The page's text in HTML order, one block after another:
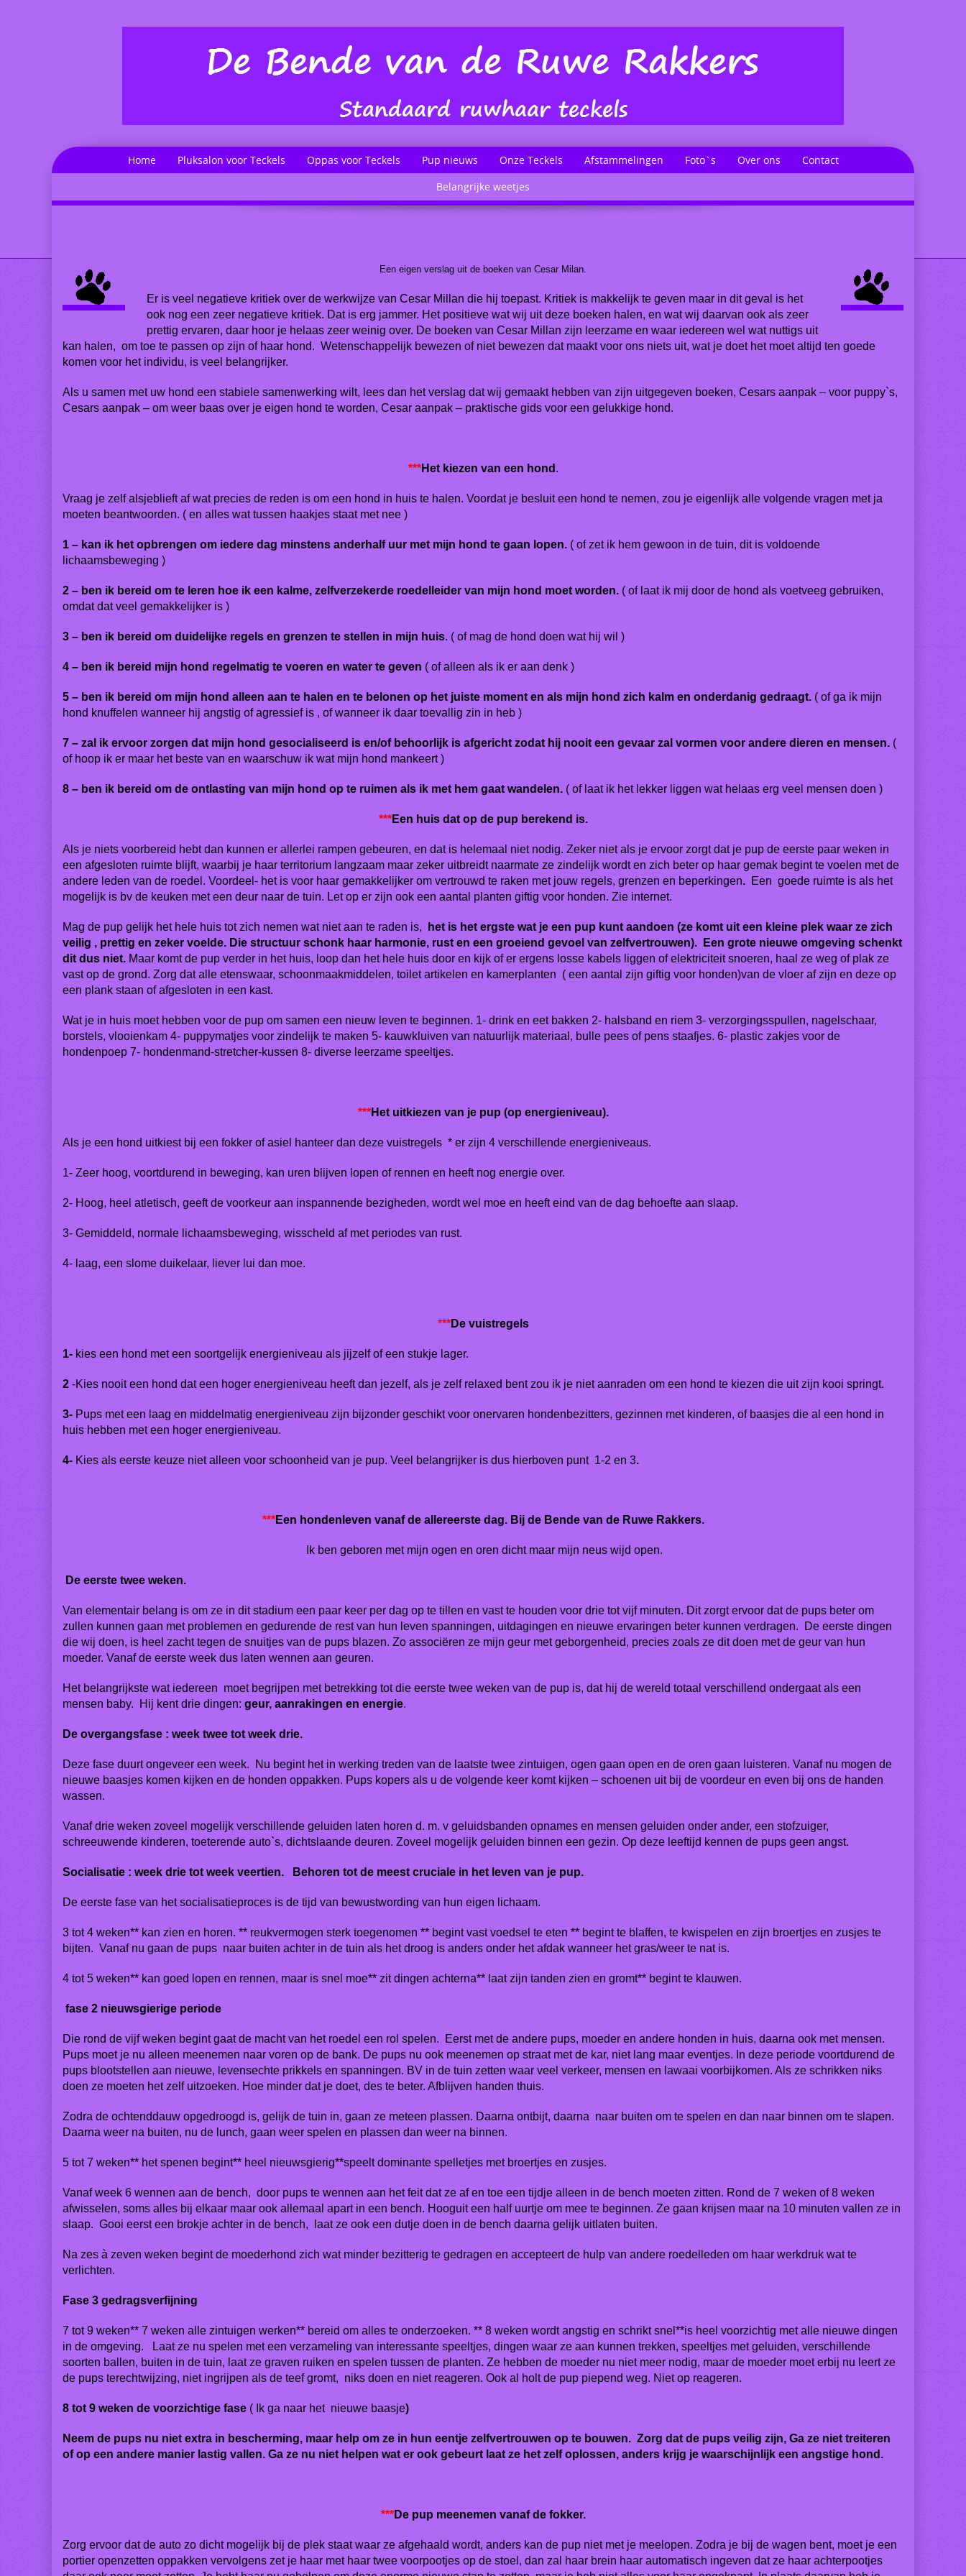
Home Pluksalon voor Teckels Oppas voor Teckels Pup nieuws Onze Teckels Afstammelingen Foto`s Over ons
Contact
Belangrijke weetjes
Een eigen verslag uit de boeken van Cesar Milan.
Er is veel negatieve kritiek over de werkwijze van Cesar Millan die hij toepast. Kritiek is makkelijk te geven maar in dit geval is het
ook nog een zeer negatieve kritiek. Dat is erg jammer. Het positieve wat wij uit deze boeken halen, en wat wij daarvan ook als zeer
prettig ervaren, daar hoor je helaas zeer weinig over. De boeken van Cesar Millan zijn leerzame en waar iedereen wel wat nuttigs uit
kan halen, om toe te passen op zijn of haar hond. Wetenschappelijk bewezen of niet bewezen dat maakt voor ons niets uit, wat je doet het moet altijd ten goede
komen voor het individu, is veel belangrijker.
Als u samen met uw hond een stabiele samenwerking wilt, lees dan het verslag dat wij gemaakt hebben van zijn uitgegeven boeken, Cesars aanpak – voor puppy`s,
Cesars aanpak – om weer baas over je eigen hond te worden, Cesar aanpak – praktische gids voor een gelukkige hond.
***Het kiezen van een hond .
Vraag je zelf alsjeblieft af wat precies de reden is om een hond in huis te halen. Voordat je besluit een hond te nemen, zou je eigenlijk alle volgende vragen met ja
moeten beantwoorden. ( en alles wat tussen haakjes staat met nee )
1 – kan ik het opbrengen om iedere dag minstens anderhalf uur met mijn hond te gaan lopen. ( of zet ik hem gewoon in de tuin, dit is voldoende
lichaamsbeweging )
2 – ben ik bereid om te leren hoe ik een kalme, zelfverzekerde roedelleider van mijn hond moet worden. ( of laat ik mij door de hond als voetveeg gebruiken,
omdat dat veel gemakkelijker is )
3 – ben ik bereid om duidelijke regels en grenzen te stellen in mijn huis. ( of mag de hond doen wat hij wil )
4 – ben ik bereid mijn hond regelmatig te voeren en water te geven ( of alleen als ik er aan denk )
5 – ben ik bereid om mijn hond alleen aan te halen en te belonen op het juiste moment en als mijn hond zich kalm en onderdanig gedraagt. ( of ga ik mijn
hond knuffelen wanneer hij angstig of agressief is , of wanneer ik daar toevallig zin in heb )
7 – zal ik ervoor zorgen dat mijn hond gesocialiseerd is en/of behoorlijk is afgericht zodat hij nooit een gevaar zal vormen voor andere dieren en mensen. (
of hoop ik er maar het beste van en waarschuw ik wat mijn hond mankeert )
8 – ben ik bereid om de ontlasting van mijn hond op te ruimen als ik met hem gaat wandelen. ( of laat ik het lekker liggen wat helaas erg veel mensen doen )
***Een huis dat op de pup berekend is.
Als je niets voorbereid hebt dan kunnen er allerlei rampen gebeuren, en dat is helemaal niet nodig. Zeker niet als je ervoor zorgt dat je pup de eerste paar weken in
een afgesloten ruimte blijft, waarbij je haar territorium langzaam maar zeker uitbreidt naarmate ze zindelijk wordt en zich beter op haar gemak begint te voelen met de
andere leden van de roedel. Voordeel- het is voor haar gemakkelijker om vertrouwd te raken met jouw regels, grenzen en beperkingen. Een goede ruimte is als het
mogelijk is bv de keuken met een deur naar de tuin. Let op er zijn ook een aantal planten giftig voor honden. Zie internet.
Mag de pup gelijk het hele huis tot zich nemen wat niet aan te raden is, het is het ergste wat je een pup kunt aandoen (ze komt uit een kleine plek waar ze zich
veilig , prettig en zeker voelde. Die structuur schonk haar harmonie, rust en een groeiend gevoel van zelfvertrouwen). Een grote nieuwe omgeving schenkt
dit dus niet. Maar komt de pup verder in het huis, loop dan het hele huis door en kijk of er ergens losse kabels liggen of elektriciteit snoeren, haal ze weg of plak ze
vast op de grond. Zorg dat alle etenswaar, schoonmaakmiddelen, toilet artikelen en kamerplanten ( een aantal zijn giftig voor honden)van de vloer af zijn en deze op
een plank staan of afgesloten in een kast.
Wat je in huis moet hebben voor de pup om samen een nieuw leven te beginnen. 1- drink en eet bakken 2- halsband en riem 3- verzorgingsspullen, nagelschaar,
borstels, vlooienkam 4- puppymatjes voor zindelijk te maken 5- kauwkluiven van natuurlijk materiaal, bulle pees of pens staafjes. 6- plastic zakjes voor de
hondenpoep 7- hondenmand-stretcher-kussen 8- diverse leerzame speeltjes.
***Het uitkiezen van je pup (op energieniveau).
Als je een hond uitkiest bij een fokker of asiel hanteer dan deze vuistregels * er zijn 4 verschillende energieniveaus.
1- Zeer hoog, voortdurend in beweging, kan uren blijven lopen of rennen en heeft nog energie over.
2- Hoog, heel atletisch, geeft de voorkeur aan inspannende bezigheden, wordt wel moe en heeft eind van de dag behoefte aan slaap.
3- Gemiddeld, normale lichaamsbeweging, wisscheld af met periodes van rust.
4- laag, een slome duikelaar, liever lui dan moe.
***De vuistregels
1- kies een hond met een soortgelijk energieniveau als jijzelf of een stukje lager.
2 -Kies nooit een hond dat een hoger energieniveau heeft dan jezelf, als je zelf relaxed bent zou ik je niet aanraden om een hond te kiezen die uit zijn kooi springt.
3- Pups met een laag en middelmatig energieniveau zijn bijzonder geschikt voor onervaren hondenbezitters, gezinnen met kinderen, of baasjes die al een hond in
huis hebben met een hoger energieniveau.
4- Kies als eerste keuze niet alleen voor schoonheid van je pup. Veel belangrijker is dus hierboven punt 1-2 en 3.
***Een hondenleven vanaf de allereerste dag. Bij de Bende van de Ruwe Rakkers.
Ik ben geboren met mijn ogen en oren dicht maar mijn neus wijd open.
De eerste twee weken.
Van elementair belang is om ze in dit stadium een paar keer per dag op te tillen en vast te houden voor drie tot vijf minuten. Dit zorgt ervoor dat de pups beter om
zullen kunnen gaan met problemen en gedurende de rest van hun leven spanningen, uitdagingen en nieuwe ervaringen beter kunnen verdragen. De eerste dingen
die wij doen, is heel zacht tegen de snuitjes van de pups blazen. Zo associëren ze mijn geur met geborgenheid, precies zoals ze dit doen met de geur van hun
moeder. Vanaf de eerste week dus laten wennen aan geuren.
Het belangrijkste wat iedereen moet begrijpen met betrekking tot die eerste twee weken van de pup is, dat hij de wereld totaal verschillend ondergaat als een
mensen baby. Hij kent drie dingen: geur, aanrakingen en energie.
De overgangsfase : week twee tot week drie.
Deze fase duurt ongeveer een week. Nu begint het in werking treden van de laatste twee zintuigen, ogen gaan open en de oren gaan luisteren. Vanaf nu mogen de
nieuwe baasjes komen kijken en de honden oppakken. Pups kopers als u de volgende keer komt kijken – schoenen uit bij de voordeur en even bij ons de handen
wassen.
Vanaf drie weken zoveel mogelijk verschillende geluiden laten horen d. m. v geluidsbanden opnames en mensen geluiden onder ander, een stofzuiger,
schreeuwende kinderen, toeterende auto`s, dichtslaande deuren. Zoveel mogelijk geluiden binnen een gezin. Op deze leeftijd kennen de pups geen angst.
Socialisatie : week drie tot week veertien. Behoren tot de meest cruciale in het leven van je pup.
De eerste fase van het socialisatieproces is de tijd van bewustwording van hun eigen lichaam.
3 tot 4 weken** kan zien en horen. ** reukvermogen sterk toegenomen ** begint vast voedsel te eten ** begint te blaffen, te kwispelen en zijn broertjes en zusjes te
bijten. Vanaf nu gaan de pups naar buiten achter in de tuin als het droog is anders onder het afdak wanneer het gras/weer te nat is.
4 tot 5 weken** kan goed lopen en rennen, maar is snel moe** zit dingen achterna** laat zijn tanden zien en gromt** begint te klauwen.
fase 2 nieuwsgierige periode
Die rond de vijf weken begint gaat de macht van het roedel een rol spelen. Eerst met de andere pups, moeder en andere honden in huis, daarna ook met mensen.
Pups moet je nu alleen meenemen naar voren op de bank. De pups nu ook meenemen op straat met de kar, niet lang maar eventjes. In deze periode voortdurend de
pups blootstellen aan nieuwe, levensechte prikkels en spanningen. BV in de tuin zetten waar veel verkeer, mensen en lawaai voorbijkomen. Als ze schrikken niks
doen ze moeten het zelf uitzoeken. Hoe minder dat je doet, des te beter. Afblijven handen thuis.
Zodra de ochtenddauw opgedroogd is, gelijk de tuin in, gaan ze meteen plassen. Daarna ontbijt, daarna naar buiten om te spelen en dan naar binnen om te slapen.
Daarna weer na buiten, nu de lunch, gaan weer spelen en plassen dan weer na binnen.
5 tot 7 weken** het spenen begint** heel nieuwsgierig**speelt dominante spelletjes met broertjes en zusjes.
Vanaf week 6 wennen aan de bench, door pups te wennen aan het feit dat ze af en toe een tijdje alleen in de bench moeten zitten. Rond de 7 weken of 8 weken
afwisselen, soms alles bij elkaar maar ook allemaal apart in een bench. Hooguit een half uurtje om mee te beginnen. Ze gaan krijsen maar na 10 minuten vallen ze in
slaap. Gooi eerst een brokje achter in de bench, laat ze ook een dutje doen in de bench daarna gelijk uitlaten buiten.
Na zes à zeven weken begint de moederhond zich wat minder bezitterig te gedragen en accepteert de hulp van andere roedelleden om haar werkdruk wat te
verlichten.
Fase 3 gedragsverfijning
7 tot 9 weken** 7 weken alle zintuigen werken** bereid om alles te onderzoeken. ** 8 weken wordt angstig en schrikt snel**is heel voorzichtig met alle nieuwe dingen
in de omgeving. Laat ze nu spelen met een verzameling van interessante speeltjes, dingen waar ze aan kunnen trekken, speeltjes met geluiden, verschillende
soorten ballen, buiten in de tuin, laat ze graven ruiken en spelen tussen de planten. Ze hebben de moeder nu niet meer nodig, maar de moeder moet erbij nu leert ze
de pups terechtwijzing, niet ingrijpen als de teef gromt, niks doen en niet reageren. Ook al holt de pup piepend weg. Niet op reageren.
8 tot 9 weken de voorzichtige fase ( Ik ga naar het nieuwe baasje)
Neem de pups nu niet extra in bescherming, maar help om ze in hun eentje zelfvertrouwen op te bouwen. Zorg dat de pups veilig zijn, Ga ze niet treiteren
of op een andere manier lastig vallen. Ga ze nu niet helpen wat er ook gebeurt laat ze het zelf oplossen, anders krijg je waarschijnlijk een angstige hond.
***De pup meenemen vanaf de fokker.
Zorg ervoor dat de auto zo dicht mogelijk bij de plek staat waar ze afgehaald wordt, anders kan de pup niet met je meelopen. Zodra je bij de wagen bent, moet je een
portier openzetten oppakken vervolgens zet je haar met haar twee voorpootjes op de stoel, dan zal haar brein haar automatisch ingeven dat ze haar achterpootjes